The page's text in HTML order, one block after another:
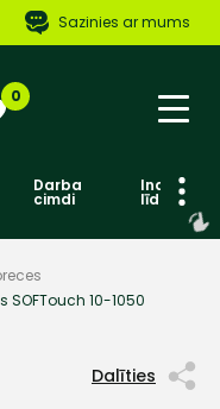
Sazinies ar mums
0
Darba
cimdi līdzekļi
10-1050
Dalīties